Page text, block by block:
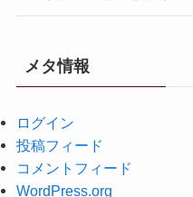
メタ情報
ログイン
投稿フィード
コメントフィード
WordPress.org